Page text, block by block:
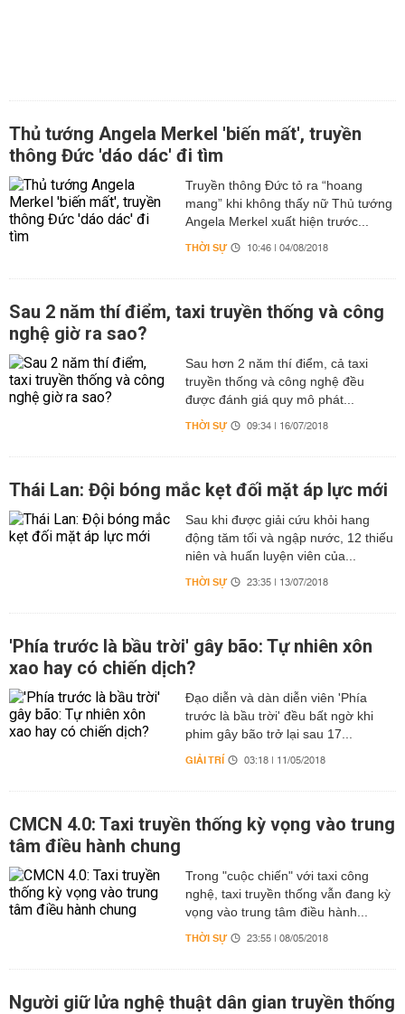
Thủ tướng Angela Merkel 'biến mất', truyền
thông Đức 'dáo dác' đi tìm
Truyền thông Đức tỏ ra “hoang
mang” khi không thấy nữ Thủ tướng
Angela Merkel xuất hiện trước...
THỜI SỰ 10:46 | 04/08/2018
Sau 2 năm thí điểm, taxi truyền thống và công
nghệ giờ ra sao?
Sau hơn 2 năm thí điểm, cả taxi
truyền thống và công nghệ đều
được đánh giá quy mô phát...
THỜI SỰ 09:34 | 16/07/2018
Thái Lan: Đội bóng mắc kẹt đối mặt áp lực mới
Sau khi được giải cứu khỏi hang
động tăm tối và ngập nước, 12 thiếu
niên và huấn luyện viên của...
THỜI SỰ 23:35 | 13/07/2018
'Phía trước là bầu trời' gây bão: Tự nhiên xôn
xao hay có chiến dịch?
Đạo diễn và dàn diễn viên 'Phía
trước là bầu trời' đều bất ngờ khi
phim gây bão trở lại sau 17...
GIẢI TRÍ 03:18 | 11/05/2018
CMCN 4.0: Taxi truyền thống kỳ vọng vào trung
tâm điều hành chung
Trong "cuộc chiến" với taxi công
nghệ, taxi truyền thống vẫn đang kỳ
vọng vào trung tâm điều hành...
THỜI SỰ 23:55 | 08/05/2018
Người giữ lửa nghệ thuật dân gian truyền thống